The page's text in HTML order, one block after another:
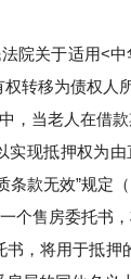
院关于适用<
转移为债权人
，当老人在借
实现抵押权为
条款无效”规定
个售房委托书
书，将用于抵